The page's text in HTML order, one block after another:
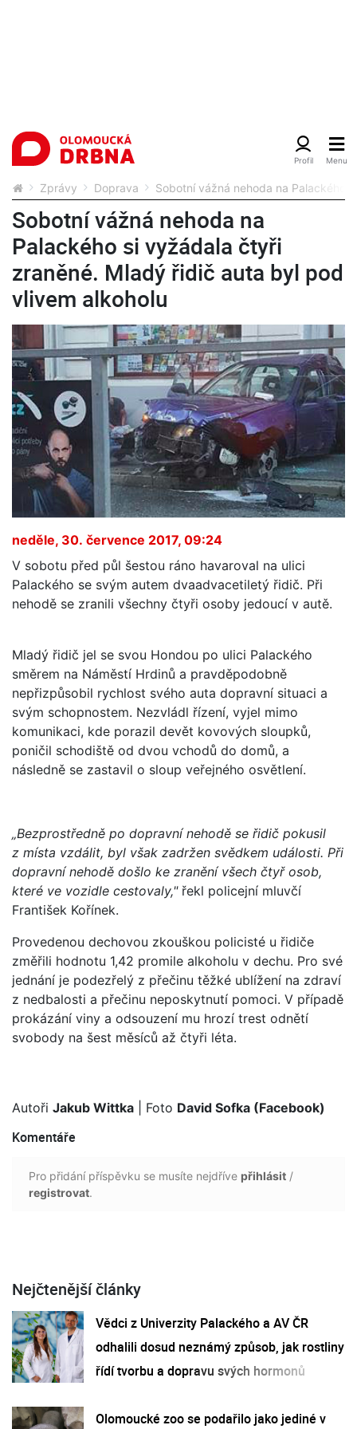
Zprávy Doprava Sobotní vážná nehoda na Palackého
Sobotní vážná nehoda na
Palackého si vyžádala čtyři
zraněné. Mladý řidič auta byl pod
vlivem alkoholu
neděle, 30. července 2017, 09:24
V sobotu před půl šestou ráno havaroval na ulici
Palackého se svým autem dvaadvacetiletý řidič. Při
nehodě se zranili všechny čtyři osoby jedoucí v autě.
Mladý řidič jel se svou Hondou po ulici Palackého
směrem na Náměstí Hrdinů a pravděpodobně
nepřizpůsobil rychlost svého auta dopravní situaci a
svým schopnostem. Nezvládl řízení, vyjel mimo
komunikaci, kde porazil devět kovových sloupků,
poničil schodiště od dvou vchodů do domů, a
následně se zastavil o sloup veřejného osvětlení.
„Bezprostředně po dopravní nehodě se řidič pokusil
z místa vzdálit, byl však zadržen svědkem události. Při
dopravní nehodě došlo ke zranění všech čtyř osob,
které ve vozidle cestovaly," řekl policejní mluvčí
František Kořínek.
Provedenou dechovou zkouškou policisté u řidiče
změřili hodnotu 1,42 promile alkoholu v dechu. Pro své
jednání je podezřelý z přečinu těžké ublížení na zdraví
z nedbalosti a přečinu neposkytnutí pomoci. V případě
prokázání viny a odsouzení mu hrozí trest odnětí
svobody na šest měsíců až čtyři léta.
Autoři Jakub Wittka | Foto David Sofka (Facebook)
Komentáře
Pro přidání příspěvku se musíte nejdříve přihlásit /
registrovat.
Nejčtenější články
Vědci z Univerzity Palackého a AV ČR
odhalili dosud neznámý způsob, jak rostliny
řídí tvorbu a dopravu svých hormonů
Olomoucké zoo se podařilo jako jediné v